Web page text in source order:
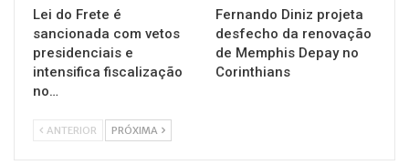
Lei do Frete é
sancionada com vetos
presidenciais e
intensifica fiscalização
no…
Fernando Diniz projeta
desfecho da renovação
de Memphis Depay no
Corinthians
ANTERIOR PRÓXIMA